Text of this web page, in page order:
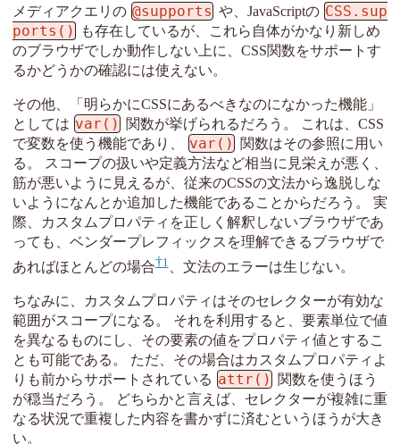
メディアクエリの @supports や、JavaScriptの CSS.sup
ports()
も存在しているが、これら自体がかなり新しめ
のブラウザでしか動作しない上に、CSS関数をサポートす
るかどうかの確認には使えない。
その他、「明らかにCSSにあるべきなのになかった機能」
としては var() 関数が挙げられるだろう。 これは、CSS
で変数を使う機能であり、
var() 関数はその参照に用い
る。 スコープの扱いや定義方法など相当に見栄えが悪く、
筋が悪いように見えるが、従来のCSSの文法から逸脱しな
いようになんとか追加した機能であることからだろう。 実
際、カスタムプロパティを正しく解釈しないブラウザであ
っても、ベンダープレフィックスを理解できるブラウザで
あればほとんどの場合 1、文法のエラーは生じない。
ちなみに、カスタムプロパティはそのセレクターが有効な
範囲がスコープになる。 それを利用すると、要素単位で値
を異なるものにし、その要素の値をプロパティ値とするこ
とも可能である。 ただ、その場合はカスタムプロパティよ
りも前からサポートされている attr() 関数を使うほう
が穏当だろう。 どちらかと言えば、セレクターが複雑に重
なる状況で重複した内容を書かずに済むというほうが大き
い。